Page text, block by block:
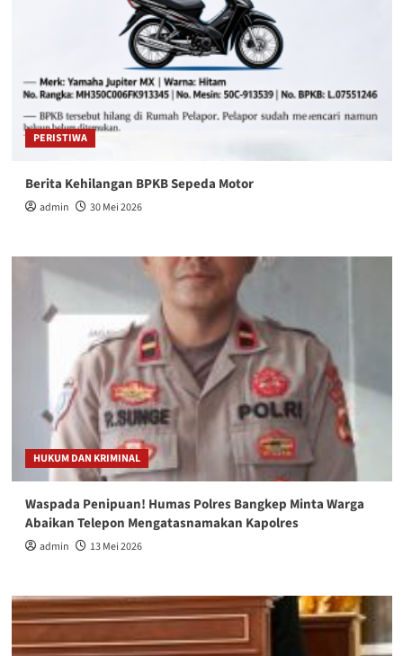
PERISTIWA
Berita Kehilangan BPKB Sepeda Motor
admin 30 Mei 2026
HUKUM DAN KRIMINAL
Waspada Penipuan! Humas Polres Bangkep Minta Warga
Abaikan Telepon Mengatasnamakan Kapolres
admin 13 Mei 2026